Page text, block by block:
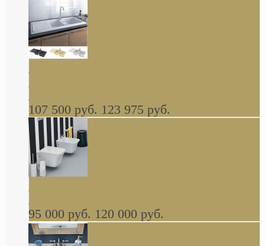
керамическая мойка 1160 x 510 мм белая,
серая, черная, бежевая В НАЛИЧИИ
107 500 руб. 123 975 руб.
навесное КОМПЛЕКТ
95 000 руб. 120 000 руб.